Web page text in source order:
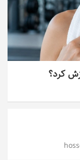
کرد؟